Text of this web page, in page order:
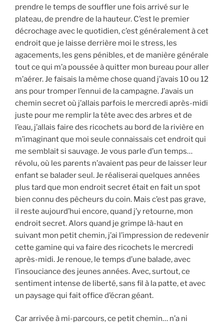
prendre le temps de souffler une fois arrivé sur le
plateau, de prendre de la hauteur. C’est le premier
décrochage avec le quotidien, c’est généralement à cet
endroit que je laisse derrière moi le stress, les
agacements, les gens pénibles, et de manière générale
tout ce qui m’a poussée à quitter mon bureau pour aller
m’aérer. Je faisais la même chose quand j’avais 10 ou 12
ans pour tromper l’ennui de la campagne. J’avais un
chemin secret où j’allais parfois le mercredi après-midi
juste pour me remplir la tête avec des arbres et de
l’eau, j’allais faire des ricochets au bord de la rivière en
m’imaginant que moi seule connaissais cet endroit qui
me semblait si sauvage. Je vous parle d’un temps…
révolu, où les parents n’avaient pas peur de laisser leur
enfant se balader seul. Je réaliserai quelques années
plus tard que mon endroit secret était en fait un spot
bien connu des pêcheurs du coin. Mais c’est pas grave,
il reste aujourd’hui encore, quand j’y retourne, mon
endroit secret. Alors quand je grimpe là-haut en
suivant mon petit chemin, j’ai l’impression de redevenir
cette gamine qui va faire des ricochets le mercredi
après-midi. Je renoue, le temps d’une balade, avec
l’insouciance des jeunes années. Avec, surtout, ce
sentiment intense de liberté, sans fil à la patte, et avec
un paysage qui fait office d’écran géant.
Car arrivée à mi-parcours, ce petit chemin… n’a ni